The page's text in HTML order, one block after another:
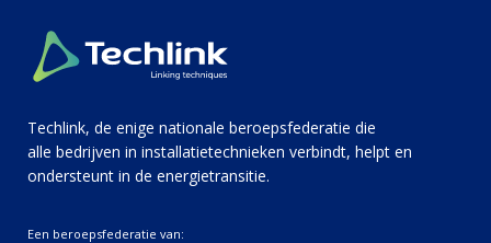
Techlink, de enige nationale beroepsfederatie die
alle bedrijven in installatietechnieken verbindt, helpt en
ondersteunt in de energietransitie.
Een beroepsfederatie van: